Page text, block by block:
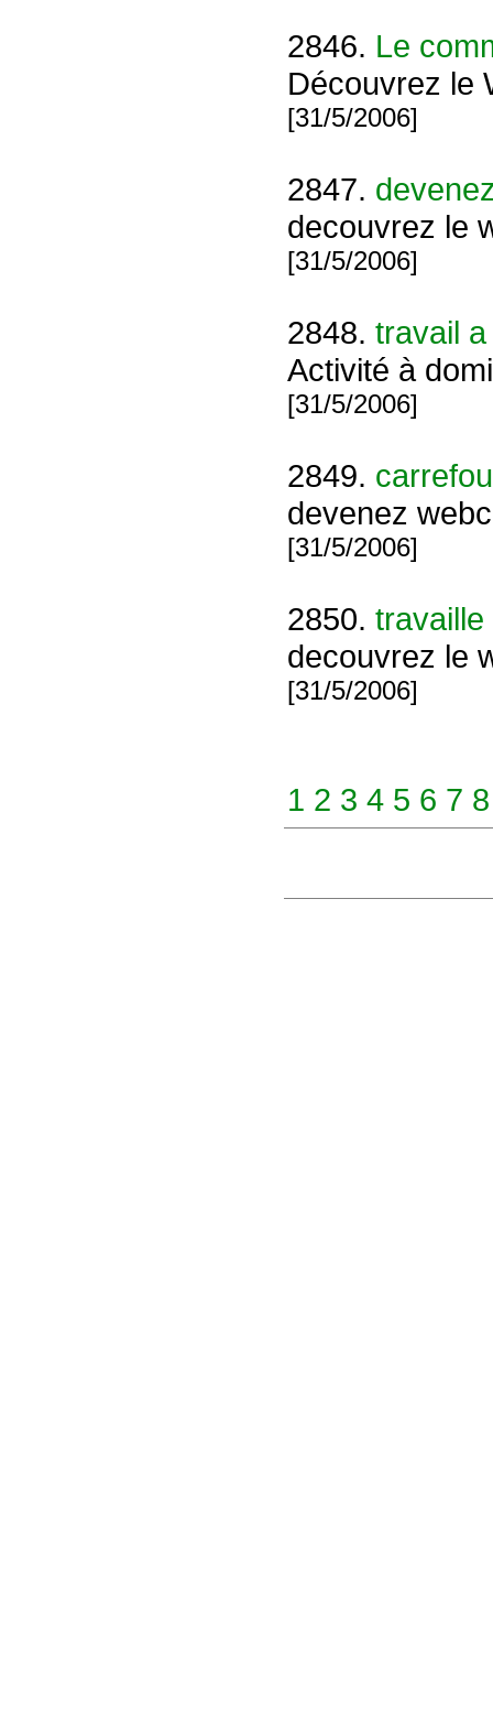
2846. Le
Découvrez le
[31/5/2006]
2847.
decouvrez le
[31/5/2006]
2848. travail
Activité à
[31/5/2006]
2849.
devenez
[31/5/2006]
2850.
decouvrez le
[31/5/2006]
1 2 3 4 5 6 7 8